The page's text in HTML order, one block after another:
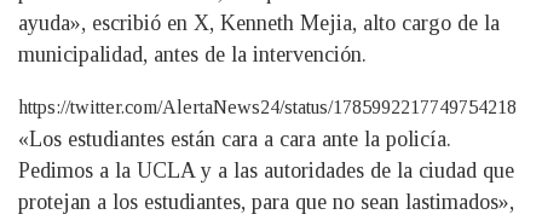
ayuda», escribió en X, Kenneth Mejia, alto cargo de la
municipalidad, antes de la intervención.
https://twitter.com/AlertaNews24/status/1785992217749754218
«Los estudiantes están cara a cara ante la policía.
Pedimos a la UCLA y a las autoridades de la ciudad que
protejan a los estudiantes, para que no sean lastimados»,